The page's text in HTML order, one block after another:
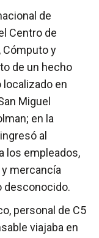
de
Centro de
Cómputo y
de un hecho
localizado en
Miguel
en la
al
los empleados,
mercancía
desconocido.
personal de C5
viajaba en